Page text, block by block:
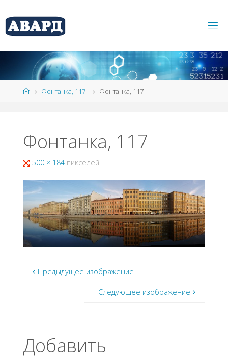
Фонтанка, 117 Фонтанка, 117
Фонтанка, 117
500 × 184 пикселей
Предыдущее изображение
Следующее изображение
Добавить